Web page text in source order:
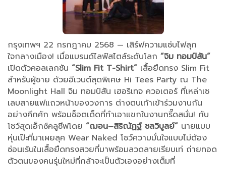
กรุงเทพฯ 22 กรกฎาคม 2568 — เสิร์ฟความแซ่บไฟลุก
ใจกลางเมือง! เมื่อแบรนด์ไลฟ์สไตล์ระดับโลก “จิม ทอมป์สัน”
เปิดตัวคอลเลกชัน “Slim Fit T-Shirt” เสื้อยืดทรง Slim Fit
สำหรับผู้ชาย ด้วยอีเวนต์สุดพิเศษ Hi Tees Party ณ The
Moonlight Hall จิม ทอมป์สัน เฮอริเทจ ควอเตอร์ ที่เหล่าเซ
เลบสายแฟแถวหน้าของวงการ ต่างตบเท้าเข้าร่วมงานกัน
อย่างคึกคัก พร้อมช็อตเด็ดที่ทำเอาแขกในงานกรี๊ดสนั่น! กับ
โชว์สุดเอ็กซ์คลูซีฟโดย “ฌอน–สิริณัฏฐ์ ชลวิบูลย์” นายแบบ
หุ่นเป๊ะที่มาเผยลุค Wear Naked โชว์ความมั่นใจแบบไม่ต้อง
ซ่อนเร้นในเสื้อยืดทรงสวยที่มาพร้อมลวดลายเรียบเท่ ถ่ายทอด
ตัวตนของคนรุ่นใหม่ที่กล้าจะเป็นตัวเองอย่างเต็มที่